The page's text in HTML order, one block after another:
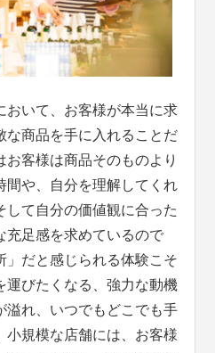
おいて、お客様が本当に求
な商品を手に入れることだ
客様は商品そのものより
間や、自分を理解してくれ
して自分の価値観に合った
充足感を求めているので
」だと感じられる体験こそ
運びたくなる、強力な動機
溢れ、いつでもどこでも手
小規模な店舗には、お客様